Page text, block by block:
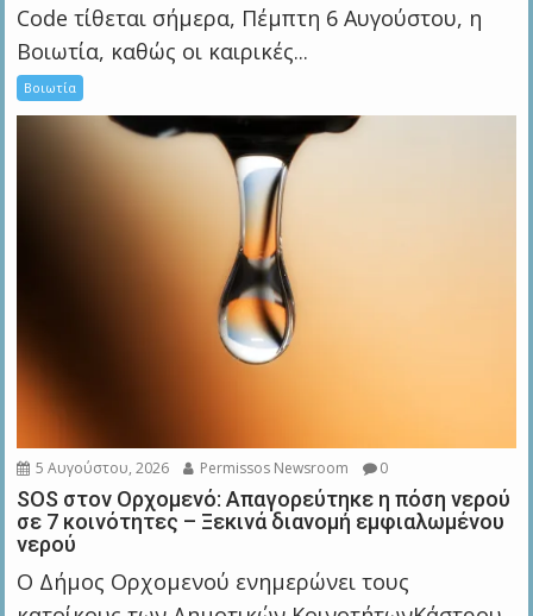
Code τίθεται σήμερα, Πέμπτη 6 Αυγούστου, η
Βοιωτία, καθώς οι καιρικές...
Βοιωτία
5 Αυγούστου, 2026 Permissos Newsroom 0
SOS στον Ορχομενό: Απαγορεύτηκε η πόση νερού
σε 7 κοινότητες – Ξεκινά διανομή εμφιαλωμένου
νερού
Ο Δήμος Ορχομενού ενημερώνει τους